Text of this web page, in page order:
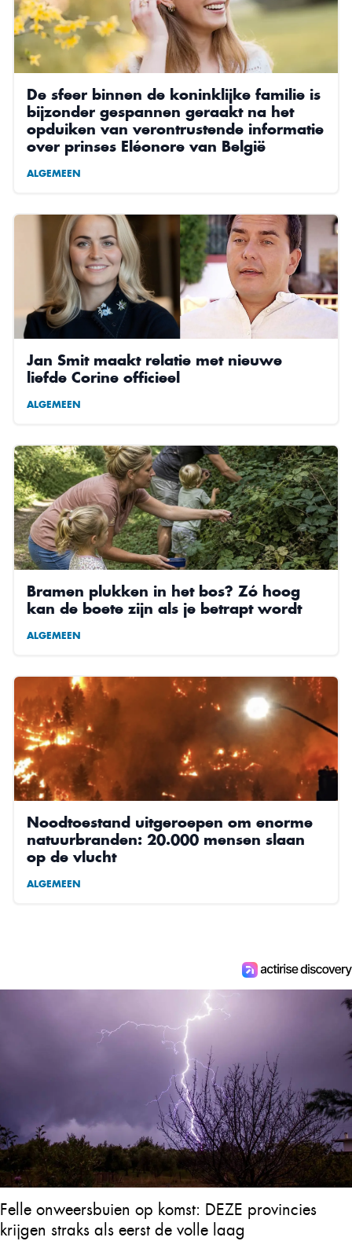
De sfeer binnen de koninklijke familie is
bijzonder gespannen geraakt na het
opduiken van verontrustende informatie
over prinses Eléonore van België
ALGEMEEN
Jan Smit maakt relatie met nieuwe
liefde Corine officieel
ALGEMEEN
Bramen plukken in het bos? Zó hoog
kan de boete zijn als je betrapt wordt
ALGEMEEN
Noodtoestand uitgeroepen om enorme
natuurbranden: 20.000 mensen slaan
op de vlucht
ALGEMEEN
Felle onweersbuien op komst: DEZE provincies
krijgen straks als eerst de volle laag